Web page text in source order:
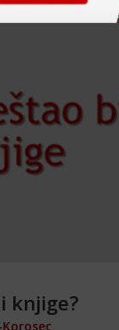
knjige?